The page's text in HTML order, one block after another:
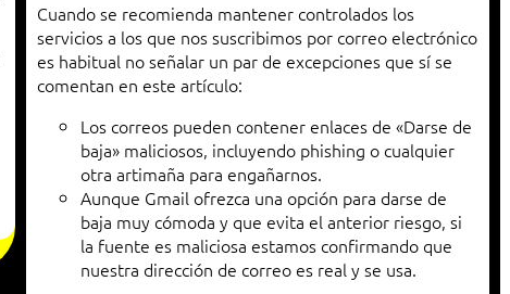
Cuando se recomienda mantener controlados los
servicios a los que nos suscribimos por correo electrónico
es habitual no señalar un par de excepciones que sí se
comentan en este artículo:
Los correos pueden contener enlaces de «Darse de
baja» maliciosos, incluyendo phishing o cualquier
otra artimaña para engañarnos.
Aunque Gmail ofrezca una opción para darse de
baja muy cómoda y que evita el anterior riesgo, si
la fuente es maliciosa estamos confirmando que
nuestra dirección de correo es real y se usa.